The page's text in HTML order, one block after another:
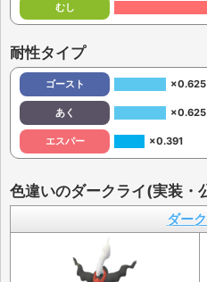
むし
耐性タイプ
ゴースト ×0.625
あく ×0.625
エスパー ×0.391
色違いのダークライ(実装・
ダー